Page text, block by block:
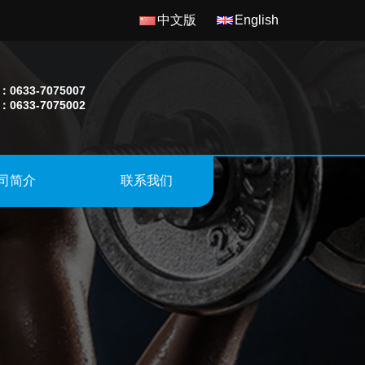
中文版 English
0633-7075007
0633-7075002
简介 联系我们